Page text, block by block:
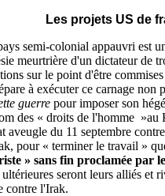
Les projets US de
semi-colonial appauvri est
meurtrière d'un dictateur de
sur le point d'être
à exécuter ce carnage
guerre pour imposer son
des « droits de l'homme
aveugle du 11 septembre
pour « terminer le travail »
» sans fin proclamée par
seront leurs alliés et
contre l'Irak.